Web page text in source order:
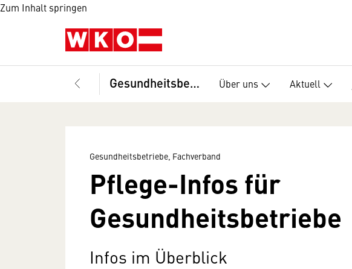
Zum Inhalt springen
Gesundheitsbetriebe, Fachverband Über uns Aktuell
Gesundheitsbetriebe, Fachverband
Pflege-Infos für
Gesundheitsbetriebe
Infos im Überblick